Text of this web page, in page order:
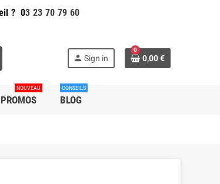
? 03 23 70 79 60
person Sign in
0
0,00 €
PROMOS
NOUVEAU
BLOG
CONSEILS